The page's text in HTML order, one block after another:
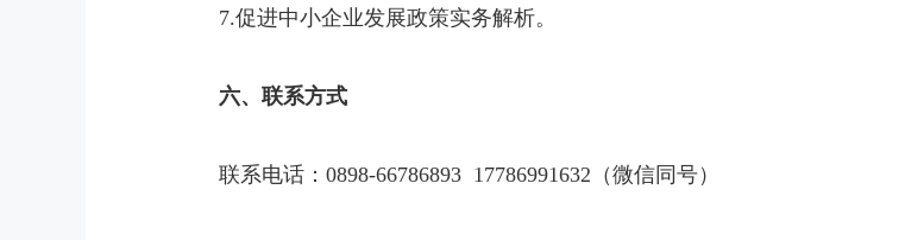
7.促进中小企业发展政策实务解析。
六、联系方式
联系电话：0898-66786893 17786991632（微信同号）